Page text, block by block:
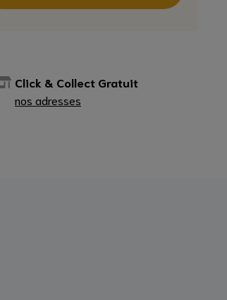
Click & Collect Gratuit
nos adresses